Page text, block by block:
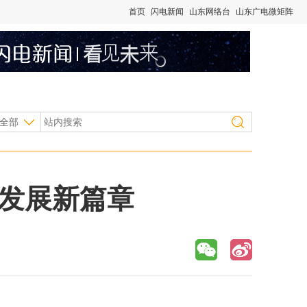
首页 闪电新闻 山东网络台 山东广电微矩阵
部
展新篇章